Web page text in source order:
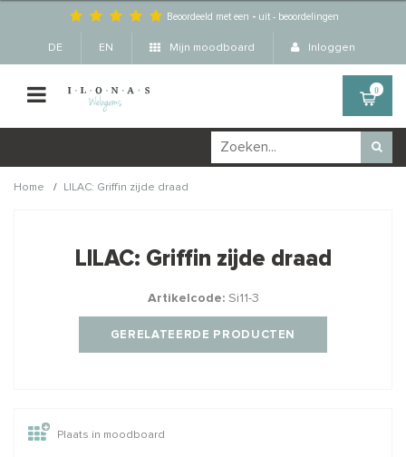
Beoordeeld met een - uit -beoordelingen
DE EN Mijn moodboard Inloggen
0
Home / LILAC: Griffin zijde draad
producten ook interessant
LILAC: Griffin zijde draad
Artikelcode:Si11-3
GERELATEERDE PRODUCTEN
Plaats in moodboard